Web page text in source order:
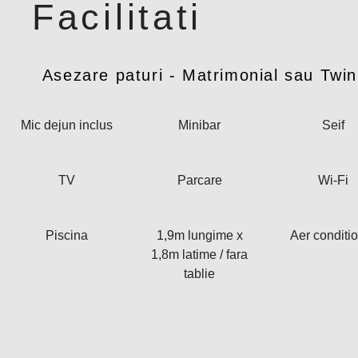
Facilitati
Asezare paturi - Matrimonial sau Twin
Mic dejun inclus Minibar Seif
TV Parcare Wi-Fi
Piscina
1,9m lungime x
1,8m latime / fara
tablie
Aer